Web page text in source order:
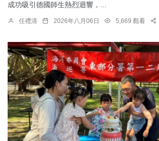
成功吸引德國師生熱烈迴響，...
任禮清 2026年八月06日 5,669 觀看